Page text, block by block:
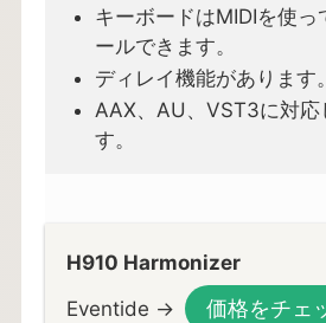
キーボードはMIDIを使っ
ールできます。
ディレイ機能があります。
AAX、AU、VST3に対応
す。
H910 Harmonizer
Eventide →
価格をチェ